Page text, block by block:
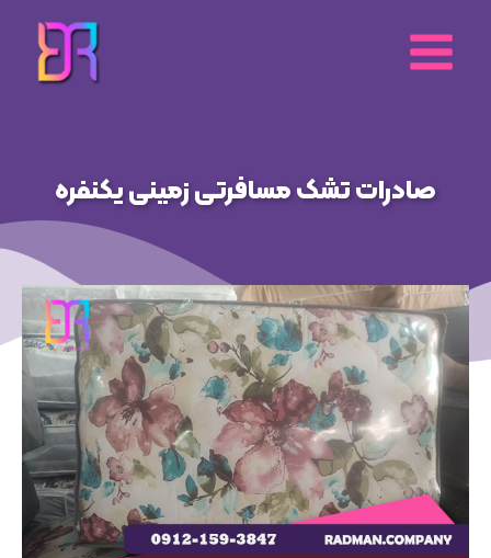
محتوا
صادرات تشک مسافرتی زمینی یکنفره